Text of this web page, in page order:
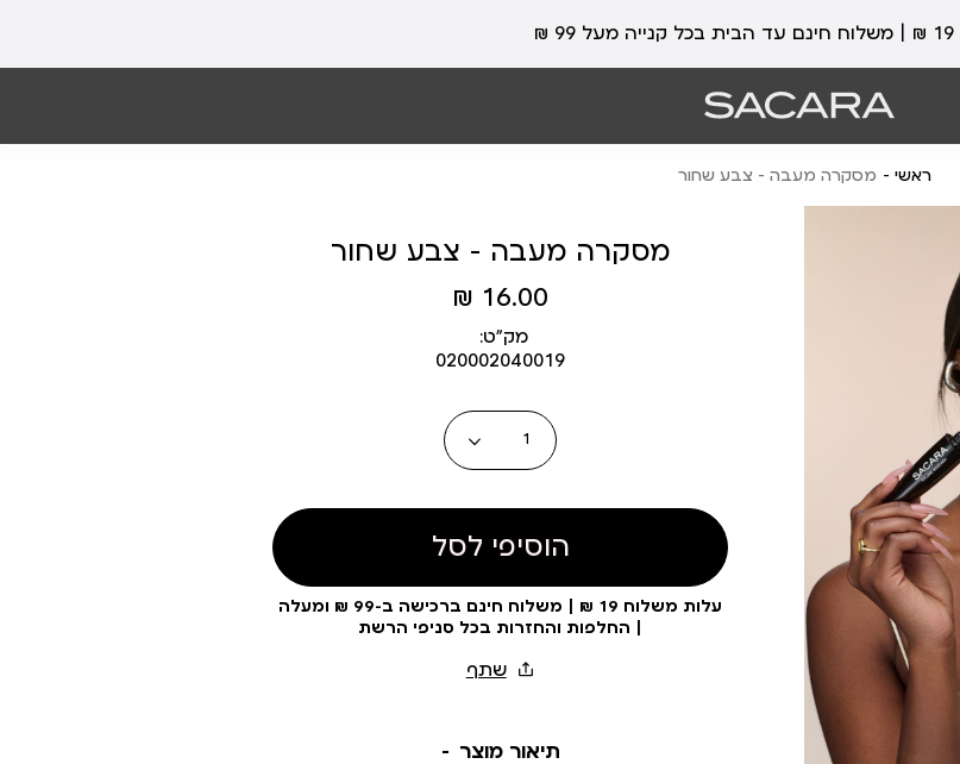
ראשי מסקרה מעבה - צבע שחור
מסקרה מעבה - צבע שחור
מחיר
מוצר
16.00 ₪
מק״ט:
020002040019
כמות
הוסיפי לסל
עלות משלוח 19 ₪ | משלוח חינם ברכישה ב-99 ₪ ומעלה
| החלפות והחזרות בכל סניפי הרשת
תיאור מוצר